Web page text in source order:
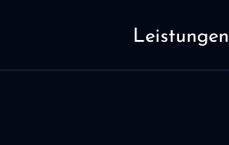
Leistungen